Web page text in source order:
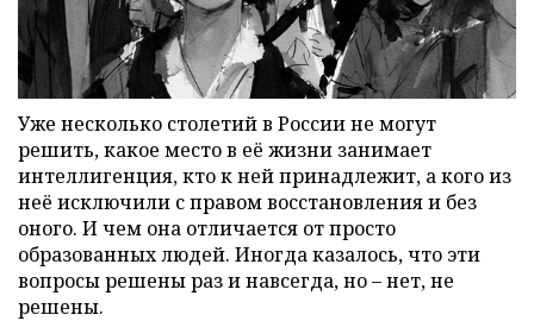
Уже несколько столетий в России не могут
решить, какое место в её жизни занимает
интеллигенция, кто к ней принадлежит, а кого из
неё исключили с правом восстановления и без
оного. И чем она отличается от просто
образованных людей. Иногда казалось, что эти
вопросы решены раз и навсегда, но – нет, не
решены.